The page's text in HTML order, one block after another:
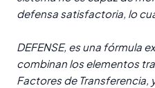
defensa satisfactoria, lo
DEFENSE, es una fórmula
combinan los elementos
Factores de Transferencia,